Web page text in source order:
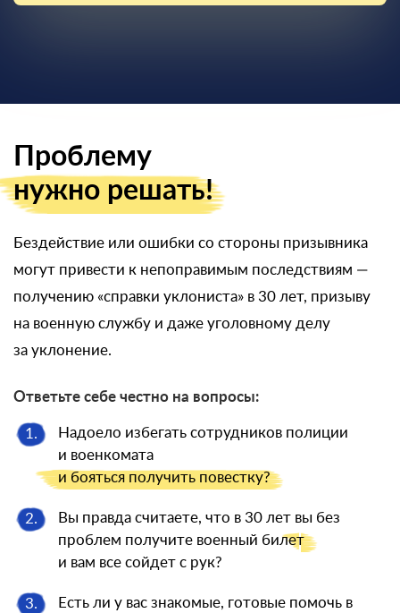
Проблему
нужно решать!
Бездействие или ошибки со стороны призывника
могут привести к непоправимым последствиям —
получению «справки уклониста» в 30 лет, призыву
на военную службу и даже уголовному делу
за уклонение.
Ответьте себе честно на вопросы:
1.
Надоело избегать сотрудников полиции
и военкомата
и бояться получить повестку?
2.
Вы правда считаете, что в 30 лет вы без
проблем получите военный билет
и вам все сойдет с рук?
3.
Есть ли у вас знакомые, готовые помочь в